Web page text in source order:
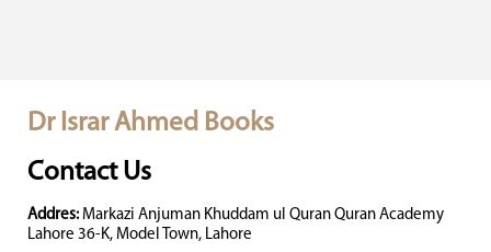
Dr Israr Ahmed Books
Contact Us
Addres: Markazi Anjuman Khuddam ul Quran Quran Academy
Lahore 36-K, Model Town, Lahore